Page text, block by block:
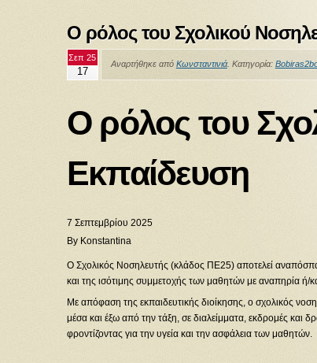
Ο ρόλος του Σχολικού
Σεπ 25
17
Αναρτήθηκε από Κωνσταντινιά. Κατηγορία:
Ο ρόλος του
Εκπαίδευση
7 Σεπτεμβρίου 2025
By Konstantina
Ο Σχολικός Νοσηλευτής (κλάδος ΠΕ25) αποτελεί
και της ισότιμης συμμετοχής των μαθητών με αναπηρία ή/
Με απόφαση της εκπαιδευτικής διοίκησης, ο σχολικός
μέσα και έξω από την τάξη, σε διαλείμματα, εκδρομές και
φροντίζοντας για την υγεία και την ασφάλεια των μαθητών.